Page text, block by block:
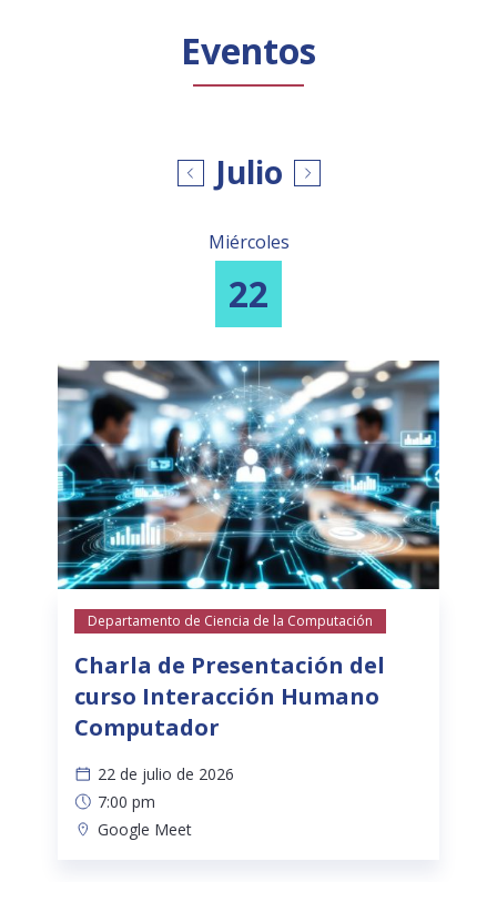
Eventos
Julio
Miércoles
22
Departamento de Ciencia de la Computación
Charla de Presentación del
curso Interacción Humano
Computador
22 de julio de 2026
7:00 pm
Google Meet